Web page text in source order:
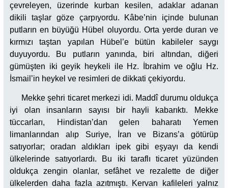
çevreleyen, üzerinde kurban kesilen, adaklar adanan
dikili taşlar göze çarpıyordu. Kâbe’nin içinde bulunan
putların en büyüğü Hübel oluyordu. Orta yerde duran ve
kırmızı taştan yapılan Hübel’e bütün kabileler saygı
duyuyordu. Bu putların yanında, biri altından, diğeri
gümüşten iki geyik heykeli ile Hz. İbrahim ve oğlu Hz.
İsmail’in heykel ve resimleri de dikkati çekiyordu.
Mekke şehri ticaret merkezi idi. Maddî durumu oldukça
iyi olan insanların sayısı bir hayli kabarıktı. Mekke
tüccarları, Hindistan’dan gelen baharatı Yemen
limanlarından alıp Suriye, İran ve Bizans’a götürüp
satıyorlar; oradan aldıkları ipek gibi eşyayı da kendi
ülkelerinde satıyorlardı. Bu iki taraflı ticaret yüzünden
oldukça zengin olanlar, sefâhet ve rezalette de diğer
ülkelerden daha fazla azıtmıştı. Kervan kafileleri yalnız